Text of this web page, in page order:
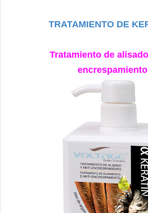
TRATAMIENTO DE
Tratamiento de